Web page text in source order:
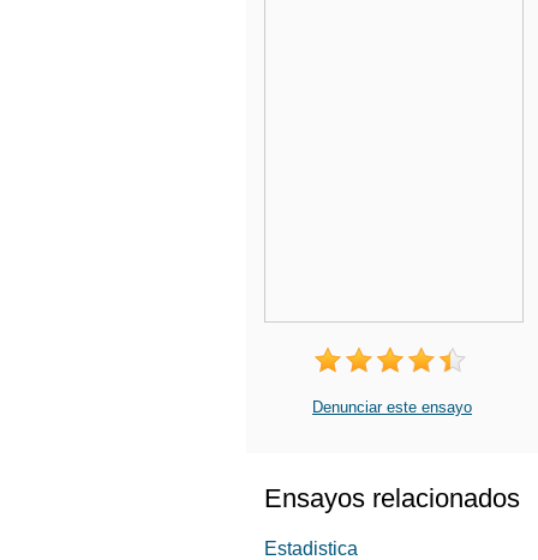
Denunciar este ensayo
Ensayos relacionados
Estadistica